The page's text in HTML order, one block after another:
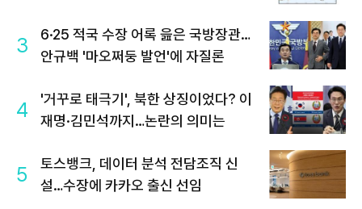
3
6·25 적국 수장 어록 읊은 국방장관…
안규백 '마오쩌둥 발언'에 자질론
4
'거꾸로 태극기', 북한 상징이었다? 이
재명·김민석까지…논란의 의미는
5
토스뱅크, 데이터 분석 전담조직 신
설…수장에 카카오 출신 선임